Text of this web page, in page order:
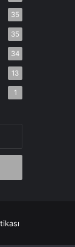
35
35
34
13
1